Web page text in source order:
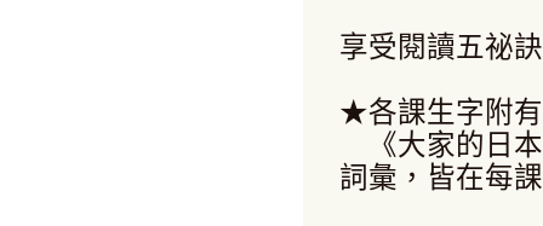
享受閱讀五祕
★各課生字附
《大家的日
詞彙，皆在每